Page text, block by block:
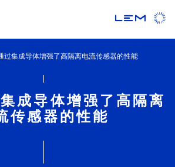
过集成导体增强了高隔离电流传感器的性能
成导体增强了高隔离
传感器的性能